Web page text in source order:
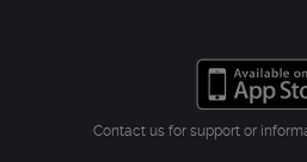
Contact us for support or